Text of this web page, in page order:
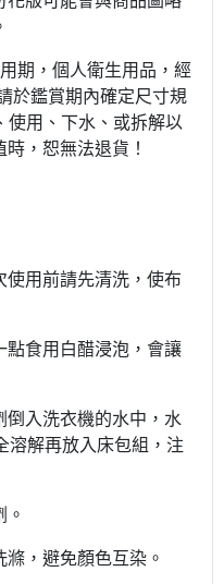
期，個人衛生用品，經
於鑑賞期內確定尺寸規
用、下水、或拆解以
，恕無法退貨！
使用前請先清洗，使布
點食用白醋浸泡，會讓
倒入洗衣機的水中，水
解再放入床包組，注
。
滌，避免顏色互染。